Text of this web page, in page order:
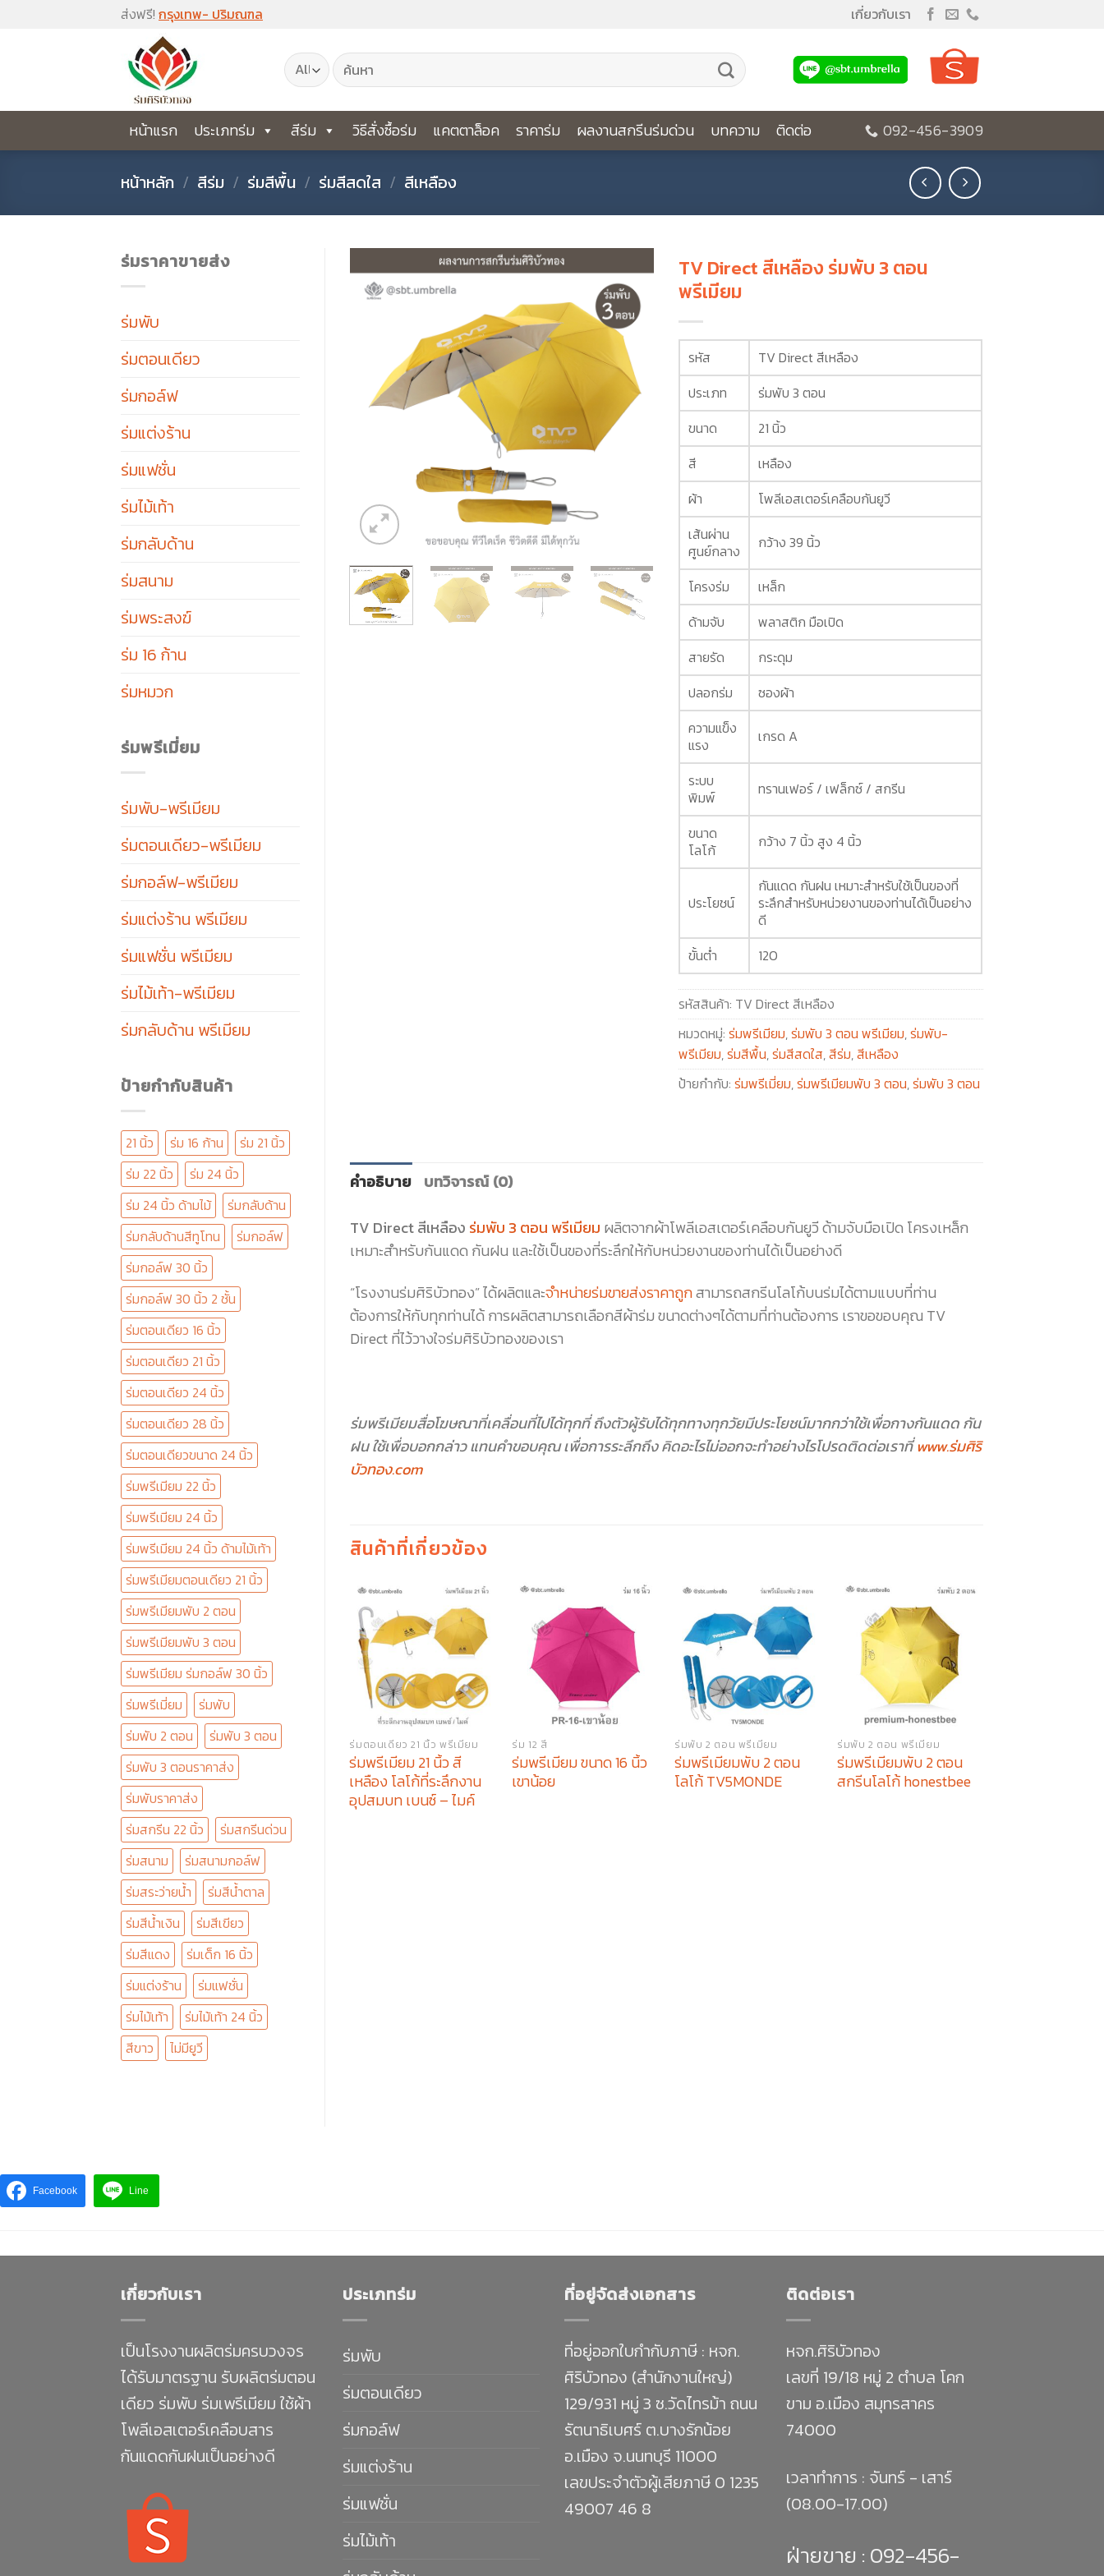
ส่งฟรี! กรุงเทพ- ปริมณฑล เกี่ยวกับเรา
ค้นหา:
หน้าแรก ประเภทร่ม สีร่ม วิธีสั่งซื้อร่ม แคตตาล็อค ราคาร่ม ผลงานสกรีนร่มด่วน บทความ ติดต่อ 092-456-3909
หน้าหลัก / สีร่ม / ร่มสีพื้น / ร่มสีสดใส / สีเหลือง
ร่มราคาขายส่ง
ร่มพับ
ร่มตอนเดียว
ร่มกอล์ฟ
ร่มแต่งร้าน
ร่มแฟชั่น
ร่มไม้เท้า
ร่มกลับด้าน
ร่มสนาม
ร่มพระสงฆ์
ร่ม 16 ก้าน
ร่มหมวก
ร่มพรีเมี่ยม
ร่มพับ-พรีเมียม
ร่มตอนเดียว-พรีเมียม
ร่มกอล์ฟ-พรีเมียม
ร่มแต่งร้าน พรีเมียม
ร่มแฟชั่น พรีเมียม
ร่มไม้เท้า-พรีเมียม
ร่มกลับด้าน พรีเมียม
ป้ายกำกับสินค้า
21 นิ้ว ร่ม 16 ก้าน
ร่ม 21 นิ้ว
ร่ม 22 นิ้ว
ร่ม 24 นิ้ว
ร่ม 24 นิ้ว ด้ามไม้
ร่มกลับด้าน
ร่มกลับด้านสีทูโทน
ร่มกอล์ฟ
ร่มกอล์ฟ 30 นิ้ว
ร่มกอล์ฟ 30 นิ้ว 2 ชั้น
ร่มตอนเดียว 16 นิ้ว
ร่มตอนเดียว 21 นิ้ว
ร่มตอนเดียว 24 นิ้ว
ร่มตอนเดียว 28 นิ้ว
ร่มตอนเดียวขนาด 24 นิ้ว
ร่มพรีเมียม 22 นิ้ว
ร่มพรีเมียม 24 นิ้ว
ร่มพรีเมียม 24 นิ้ว ด้ามไม้เท้า
ร่มพรีเมียมตอนเดียว 21 นิ้ว
ร่มพรีเมียมพับ 2 ตอน
ร่มพรีเมียมพับ 3 ตอน
ร่มพรีเมียม ร่มกอล์ฟ 30 นิ้ว
ร่มพรีเมี่ยม
ร่มพับ
ร่มพับ 2 ตอน
ร่มพับ 3 ตอน
ร่มพับ 3 ตอนราคาส่ง
ร่มพับราคาส่ง
ร่มสกรีน 22 นิ้ว
ร่มสกรีนด่วน
ร่มสนาม
ร่มสนามกอล์ฟ
ร่มสระว่ายน้ำ
ร่มสีน้ำตาล
ร่มสีน้ำเงิน
ร่มสีเขียว
ร่มสีแดง
ร่มเด็ก 16 นิ้ว
ร่มแต่งร้าน
ร่มแฟชั่น
ร่มไม้เท้า
ร่มไม้เท้า 24 นิ้ว
สีขาว
ไม่มียูวี
TV Direct สีเหลือง ร่มพับ 3 ตอน
พรีเมียม
รหัส
TV Direct สีเหลือง
ประเภท
ร่มพับ 3 ตอน
ขนาด
21 นิ้ว
สี
เหลือง
ผ้า
โพลีเอสเตอร์เคลือบกันยูวี
เส้นผ่าน
ศูนย์กลาง
กว้าง 39 นิ้ว
โครงร่ม
เหล็ก
ด้ามจับ
พลาสติก มือเปิด
สายรัด
กระดุม
ปลอกร่ม
ซองผ้า
ความแข็ง
แรง
เกรด A
ระบบ
พิมพ์
ทรานเฟอร์ / เฟล็กซ์ / สกรีน
ขนาด
โลโก้
กว้าง 7 นิ้ว สูง 4 นิ้ว
ประโยชน์
กันแดด กันฝน เหมาะสำหรับใช้เป็นของที่
ระลึกสำหรับหน่วยงานของท่านได้เป็นอย่าง
ดี
ขั้นต่ำ
120
รหัสสินค้า: TV Direct สีเหลือง
หมวดหมู่:ร่มพรีเมียม,ร่มพับ 3 ตอน พรีเมียม,ร่มพับ-
พรีเมียม,ร่มสีพื้น,ร่มสีสดใส,สีร่ม,สีเหลือง
ป้ายกำกับ:ร่มพรีเมี่ยม,ร่มพรีเมียมพับ 3 ตอน,ร่มพับ 3 ตอน
คำอธิบาย บทวิจารณ์ (0)
TV Direct สีเหลือง ร่มพับ 3 ตอน พรีเมียม ผลิตจากผ้าโพลีเอสเตอร์เคลือบกันยูวี ด้ามจับมือเปิด โครงเหล็ก
เหมาะสำหรับกันแดด กันฝน และใช้เป็นของที่ระลึกให้กับหน่วยงานของท่านได้เป็นอย่างดี
“โรงงานร่มศิริบัวทอง” ได้ผลิตและจำหน่ายร่มขายส่งราคาถูกสามารถสกรีนโลโก้บนร่มได้ตามแบบที่ท่าน
ต้องการให้กับทุกท่านได้ การผลิตสามารถเลือกสีผ้าร่ม ขนาดต่างๆได้ตามที่ท่านต้องการ เราขอขอบคุณ TV
Direct ที่ไว้วางใจร่มศิริบัวทองของเรา
ร่มพรีเมียมสื่อโฆษณาที่เคลื่อนที่ไปได้ทุกที่ ถึงตัวผู้รับได้ทุกทางทุกวัยมีประโยชน์มากกว่าใช้เพื่อกางกันแดด กัน
ฝน ใช้เพื่อบอกกล่าว แทนคำขอบคุณ เพื่อการระลึกถึง คิดอะไรไม่ออกจะทำอย่างไรโปรดติดต่อเราที่www.ร่มศิริ
บัวทอง.com
สินค้าที่เกี่ยวข้อง
ร่มตอนเดียว 21 นิ้ว พรีเมียม
ร่มพรีเมียม 21 นิ้ว สี
เหลือง โลโก้ที่ระลึกงาน
อุปสมบท เบนซ์ – ไมค์
ร่ม 12 สี
ร่มพรีเมียม ขนาด 16 นิ้ว
เขาน้อย
ร่มพับ 2 ตอน พรีเมียม
ร่มพรีเมียมพับ 2 ตอน
โลโก้ TV5MONDE
ร่มพับ 2 ตอน พรีเมียม
ร่มพรีเมียมพับ 2 ตอน
สกรีนโลโก้ honestbee
Facebook Line
เกี่ยวกับเรา
เป็นโรงงานผลิตร่มครบวงจร
ได้รับมาตรฐาน รับผลิตร่มตอน
เดียว ร่มพับ ร่มเพรีเมียม ใช้ผ้า
โพลีเอสเตอร์เคลือบสาร
กันแดดกันฝนเป็นอย่างดี
ประเภทร่ม
ร่มพับ
ร่มตอนเดียว
ร่มกอล์ฟ
ร่มแต่งร้าน
ร่มแฟชั่น
ร่มไม้เท้า
ที่อยู่จัดส่งเอกสาร
ที่อยู่ออกใบกำกับภาษี : หจก.
ศิริบัวทอง (สำนักงานใหญ่)
129/931 หมู่ 3 ซ.วัดไทรม้า ถนน
รัตนาธิเบศร์ ต.บางรักน้อย
อ.เมือง จ.นนทบุรี 11000
เลขประจำตัวผู้เสียภาษี 0 1235
49007 46 8
ติดต่อเรา
หจก.ศิริบัวทอง
เลขที่ 19/18 หมู่ 2 ตำบล โคก
ขาม อ.เมือง สมุทรสาคร
74000
เวลาทำการ : จันทร์ - เสาร์
(08.00-17.00)
ฝ่ายขาย : 092-456-